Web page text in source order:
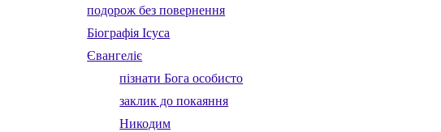
подорож без повернення
Біографія Ісуса
Євангеліє
пізнати Бога особисто
заклик до покаяння
Никодим